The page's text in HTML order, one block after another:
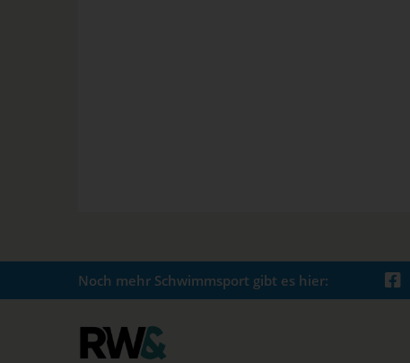
Noch mehr Schwimmsport gibt es hier: